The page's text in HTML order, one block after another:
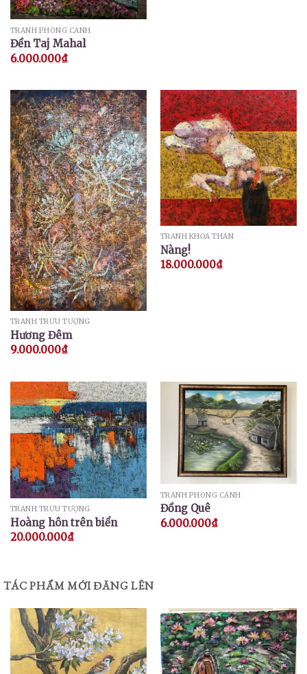
TRANH PHONG CẢNH
Đền Taj Mahal
6.000.000₫
TRANH TRỪU TƯỢNG
Hương Đêm
9.000.000₫
TRANH KHỎA THÂN
Nàng!
18.000.000₫
TRANH TRỪU TƯỢNG
Hoàng hôn trên biển
20.000.000₫
TRANH PHONG CẢNH
Đồng Quê
6.000.000₫
TÁC PHẨM MỚI ĐĂNG LÊN